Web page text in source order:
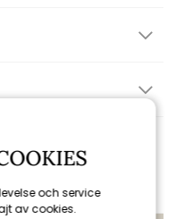
tillbehör
och service
av cookies.